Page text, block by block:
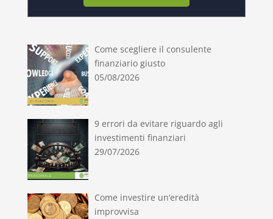
Come scegliere il consulente
finanziario giusto
05/08/2026
9 errori da evitare riguardo agli
investimenti finanziari
29/07/2026
Come investire un’eredità
improvvisa